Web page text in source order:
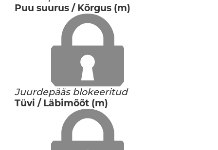
Puu suurus / Kõrgus (m)
Juurdepääs blokeeritud
Tüvi / Läbimõõt (m)